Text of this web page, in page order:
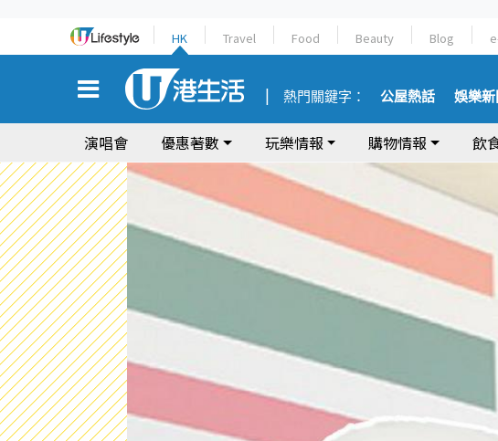
HK Travel Food Beauty Blog
熱門關鍵字： 公屋熱話 娛樂新
演唱會 優惠著數 玩樂情報 購物情報 飲